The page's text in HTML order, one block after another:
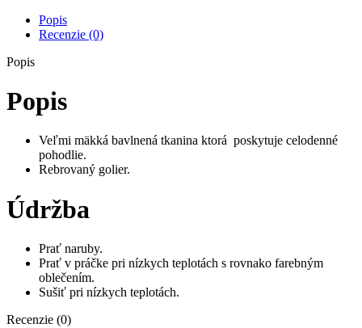
Popis
Recenzie (0)
Popis
Popis
Veľmi mäkká bavlnená tkanina ktorá poskytuje celodenné
pohodlie.
Rebrovaný golier.
Údržba
Prať naruby.
Prať v práčke pri nízkych teplotách s rovnako farebným
oblečením.
Sušiť pri nízkych teplotách.
Recenzie (0)